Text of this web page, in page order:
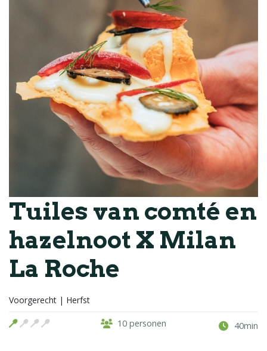
Tuiles van comté en
hazelnoot X Milan
La Roche
Voorgerecht | Herfst
10 personen 40min